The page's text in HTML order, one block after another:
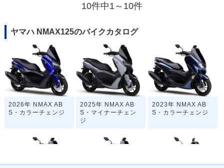
10件中1～10件
ヤマハ NMAX125のバイクカタログ
2026年 NMAX AB
S・カラーチェンジ
2025年 NMAX AB
S・マイナーチェン
ジ
2023年 NMAX AB
S・カラーチェンジ